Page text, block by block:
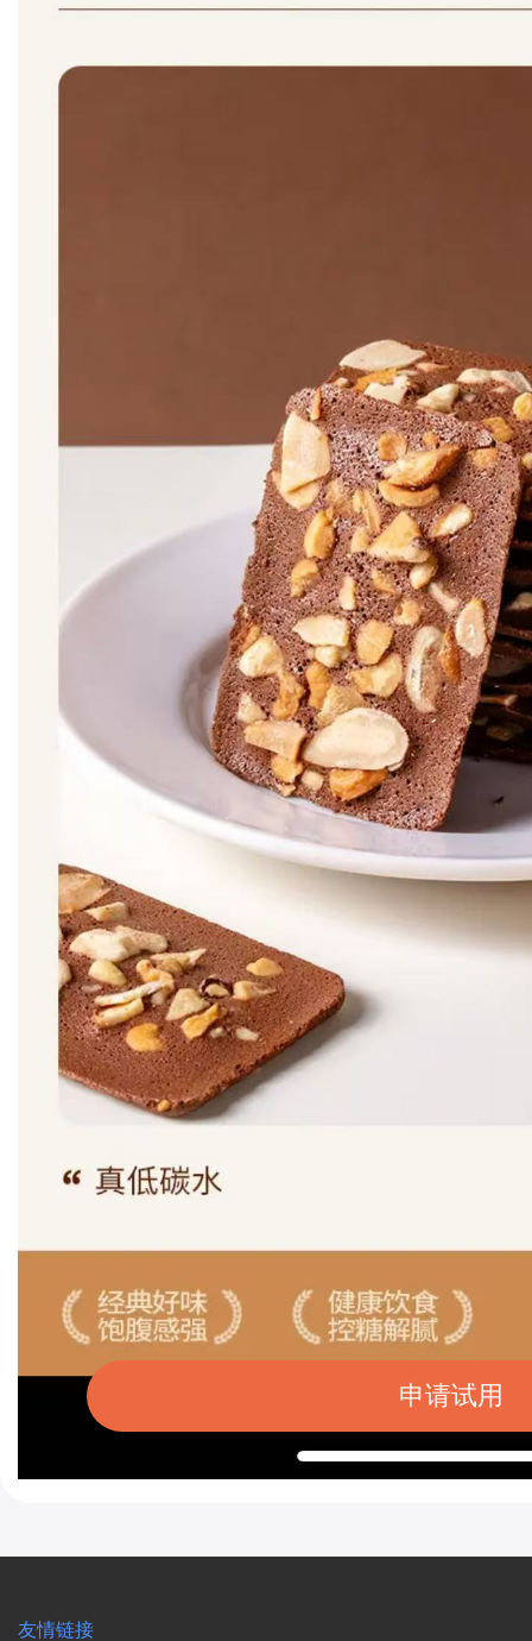
申请试用
友情链接